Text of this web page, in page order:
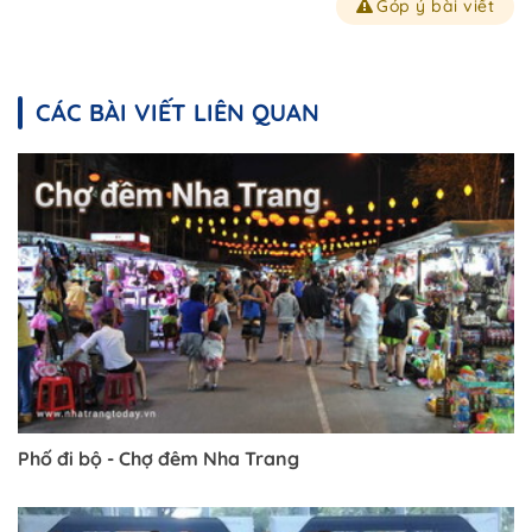
Góp ý bài viết
CÁC BÀI VIẾT LIÊN QUAN
Phố đi bộ - Chợ đêm Nha Trang